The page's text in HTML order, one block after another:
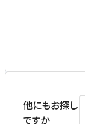
他にもお探し
ですか